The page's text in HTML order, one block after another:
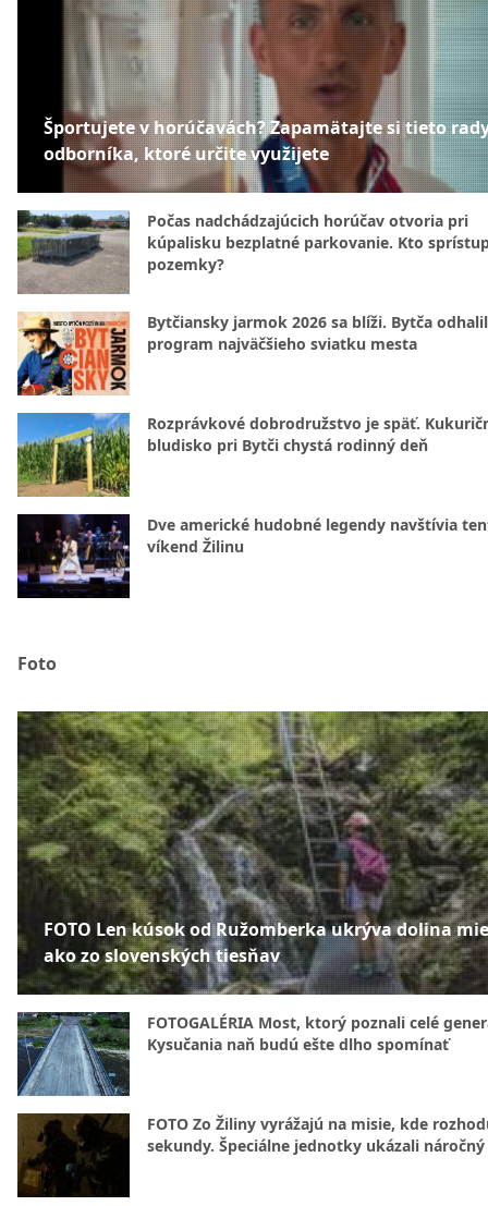
Športujete v horúčavách? Zapamätajte si tieto
odborníka, ktoré určite využijete
Počas nadchádzajúcich horúčav otvoria pri
kúpalisku bezplatné parkovanie. Kto
pozemky?
Bytčiansky jarmok 2026 sa blíži. Bytča
program najväčšieho sviatku mesta
Rozprávkové dobrodružstvo je späť.
bludisko pri Bytči chystá rodinný deň
Dve americké hudobné legendy navštívia
víkend Žilinu
Foto
FOTO Len kúsok od Ružomberka ukrýva dolina
ako zo slovenských tiesňav
FOTOGALÉRIA Most, ktorý poznali celé
Kysučania naň budú ešte dlho spomínať
FOTO Zo Žiliny vyrážajú na misie, kde
sekundy. Špeciálne jednotky ukázali